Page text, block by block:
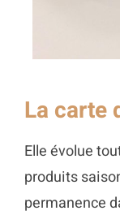
La carte
Elle évolue
produits
permanence